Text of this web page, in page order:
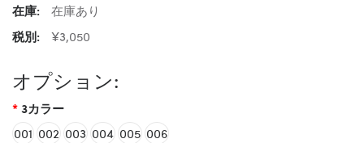
在庫:
在庫あり
税別:
¥3,050
オプション:
3カラー
001 002 003 004 005 006